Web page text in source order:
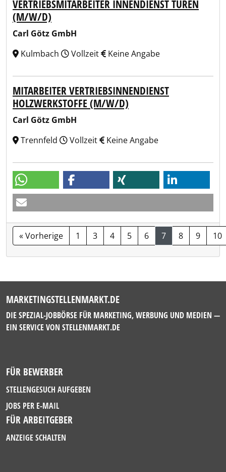
VERTRIEBSMITARBEITER INNENDIENST TÜREN
(M/W/D)
Carl Götz GmbH
Kulmbach
Vollzeit Keine Angabe
MITARBEITER VERTRIEBSINNENDIENST
HOLZWERKSTOFFE (M/W/D)
Carl Götz GmbH
Trennfeld
Vollzeit Keine Angabe
« Vorherige 1 3 4 5 6 7 8 9 10
MARKETINGSTELLENMARKT.DE
DIE SPEZIAL-JOBBÖRSE FÜR MARKETING, WERBUNG UND MEDIEN —
EIN SERVICE VON STELLENMARKT.DE
FÜR BEWERBER
STELLENGESUCH AUFGEBEN
JOBS PER E-MAIL
FÜR ARBEITGEBER
ANZEIGE SCHALTEN